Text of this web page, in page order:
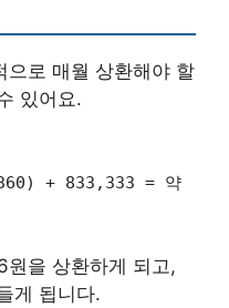
으로 매월 상환해야 할
있어요.
+ 833,333 = 약
을 상환하게 되고,
게 됩니다.